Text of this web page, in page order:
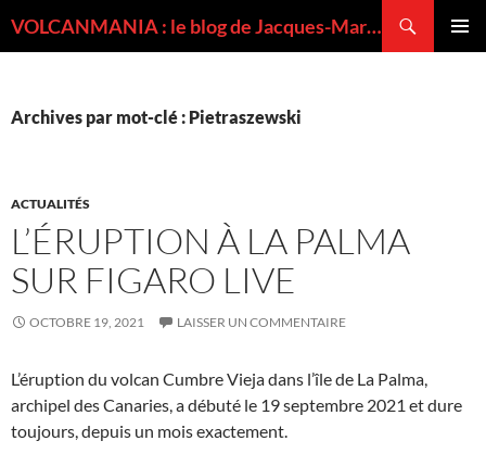
VOLCANMANIA : le blog de Jacques-Marie BARDINTZEFF, volcanologue
Archives par mot-clé : Pietraszewski
ACTUALITÉS
L’ÉRUPTION À LA PALMA
SUR FIGARO LIVE
OCTOBRE 19, 2021 LAISSER UN COMMENTAIRE
L’éruption du volcan Cumbre Vieja dans l’île de La Palma,
archipel des Canaries, a débuté le 19 septembre 2021 et dure
toujours, depuis un mois exactement.